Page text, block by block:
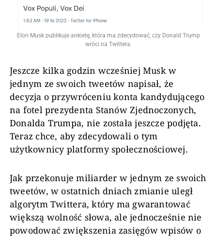
Elon Musk publikuje ankietę, która ma zdecydować, czy Donald Trump
wróci na Twittera.
Jeszcze kilka godzin wcześniej Musk w
jednym ze swoich tweetów napisał, że
decyzja o przywróceniu konta kandydującego
na fotel prezydenta Stanów Zjednoczonych,
Donalda Trumpa, nie została jeszcze podjęta.
Teraz chce, aby zdecydowali o tym
użytkownicy platformy społecznościowej.
Jak przekonuje miliarder w jednym ze swoich
tweetów, w ostatnich dniach zmianie uległ
algorytm Twittera, który ma gwarantować
większą wolność słowa, ale jednocześnie nie
powodować zwiększenia zasięgów wpisów o